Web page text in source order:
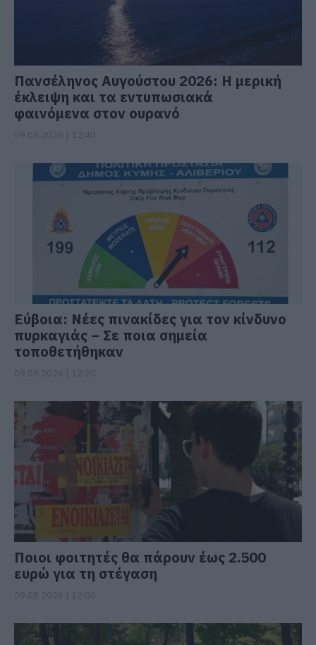
Πανσέληνος Αυγούστου 2026: Η μερική
έκλειψη και τα εντυπωσιακά
φαινόμενα στον ουρανό
Εύβοια: Νέες πινακίδες για τον κίνδυνο
πυρκαγιάς – Σε ποια σημεία
τοποθετήθηκαν
Ποιοι φοιτητές θα πάρουν έως 2.500
ευρώ για τη στέγαση